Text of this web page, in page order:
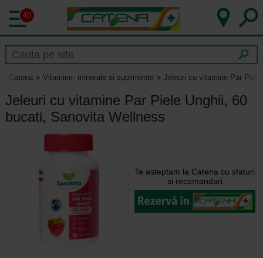
40
Catena Vitamine, minerale si suplimente Jeleuri cu vitamine Par
Jeleuri cu vitamine Par Piele Unghii, 60
bucati, Sanovita Wellness
Te asteptam la Catena cu sfaturi
si recomandari